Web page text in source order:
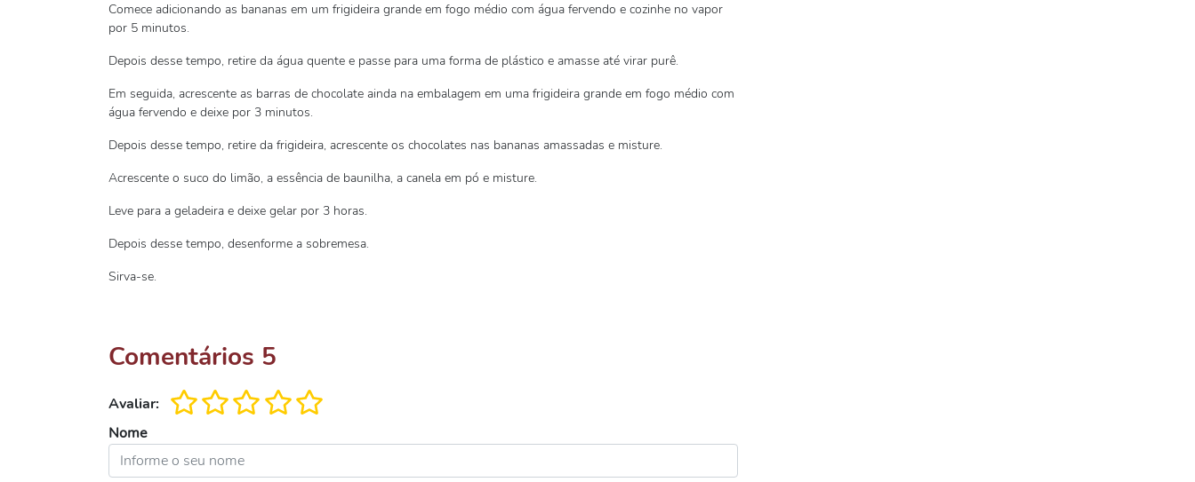
Comece adicionando as bananas em um frigideira grande em fogo médio com água fervendo e cozinhe no vapor
por 5 minutos.
Depois desse tempo, retire da água quente e passe para uma forma de plástico e amasse até virar purê.
Em seguida, acrescente as barras de chocolate ainda na embalagem em uma frigideira grande em fogo médio com
água fervendo e deixe por 3 minutos.
Depois desse tempo, retire da frigideira, acrescente os chocolates nas bananas amassadas e misture.
Acrescente o suco do limão, a essência de baunilha, a canela em pó e misture.
Leve para a geladeira e deixe gelar por 3 horas.
Depois desse tempo, desenforme a sobremesa.
Sirva-se.
Comentários 5
Avaliar:
Nome